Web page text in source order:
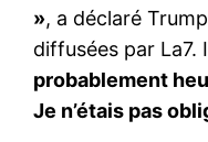
», a déclaré
diffusées par La7.
probablement
Je n’étais pas